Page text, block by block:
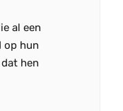
al een
op hun
hen